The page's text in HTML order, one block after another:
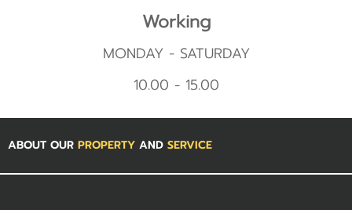
Working
MONDAY - SATURDAY
10.00 - 15.00
ABOUT OUR PROPERTY AND SERVICE